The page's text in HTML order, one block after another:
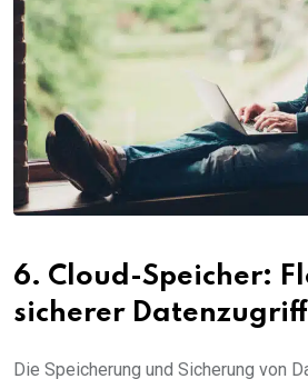
6. Cloud-Speicher:
sicherer Datenzugriff
Die Speicherung und Sicherung von